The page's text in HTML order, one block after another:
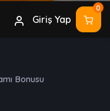
Giriş Yap
0
Bonusu